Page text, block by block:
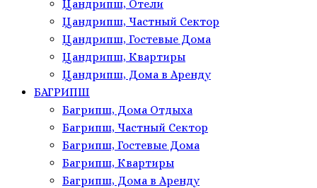
Цандрипш, Отели
Цандрипш, Частный Сектор
Цандрипш, Гостевые Дома
Цандрипш, Квартиры
Цандрипш, Дома в Аренду
БАГРИПШ
Багрипш, Дома Отдыха
Багрипш, Частный Сектор
Багрипш, Гостевые Дома
Багрипш, Квартиры
Багрипш, Дома в Аренду